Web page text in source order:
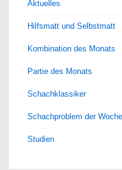
Aktuelles
Hilfsmatt und Selbstmatt
Kombination des Monats
Partie des Monats
Schachklassiker
Schachproblem der Woche
Studien